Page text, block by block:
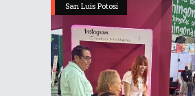
San Luis Potosí